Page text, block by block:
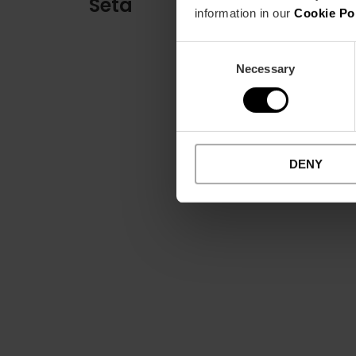
information in our Cookie
Necessary
DENY
Seta